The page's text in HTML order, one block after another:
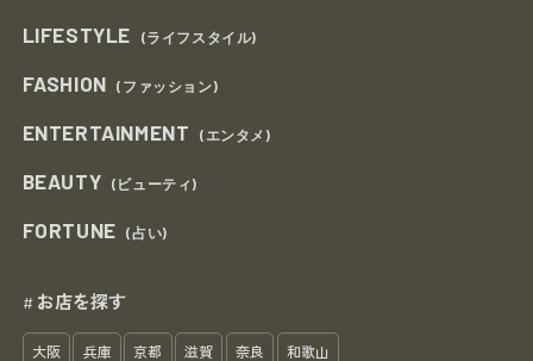
LIFESTYLE (ライフスタイル)
FASHION (ファッション)
ENTERTAINMENT (エンタメ)
BEAUTY (ビューティ)
FORTUNE (占い)
# お店を探す
大阪 兵庫 京都 滋賀 奈良 和歌山